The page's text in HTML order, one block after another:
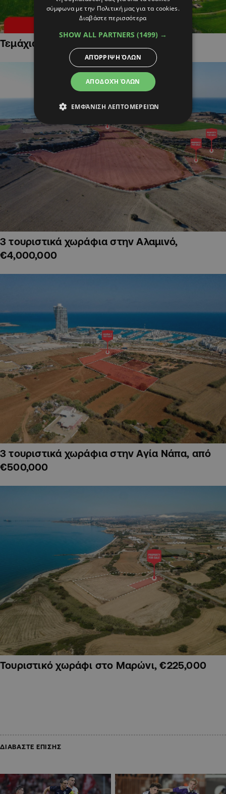
Τεμάχια Γης σε Οικιστικές Περιοχές
3 τουριστικά χωράφια στην Αλαμινό,
€4,000,000
3 τουριστικά χωράφια στην Αγία Νάπα, από
€500,000
Τουριστικό χωράφι στο Μαρώνι, €225,000
ΔΙΑΒΑΣΤΕ ΕΠΙΣΗΣ
σύμφωνα με την Πολιτική μας για τα cookies.
Διαβάστε περισσότερα
SHOW ALL PARTNERS (1499) →
ΑΠΟΔΟΧΉ ΌΛΩΝ
ΑΠΌΡΡΙΨΗ ΌΛΩΝ
ΕΜΦΆΝΙΣΗ ΛΕΠΤΟΜΕΡΕΙΏΝ